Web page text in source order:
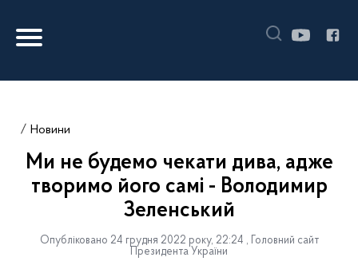
Новини
Ми не будемо чекати дива, адже
творимо його самі - Володимир
Зеленський
Опубліковано 24 грудня 2022 року, 22:24 , Головний сайт
Президента України